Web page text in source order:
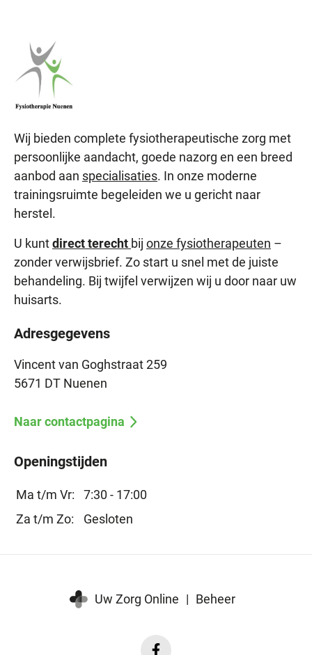
Wij bieden complete fysiotherapeutische zorg met
persoonlijke aandacht, goede nazorg en een breed
aanbod aan specialisaties. In onze moderne
trainingsruimte begeleiden we u gericht naar
herstel.
U kuntdirect terecht bij onze fysiotherapeuten –
zonder verwijsbrief. Zo start u snel met de juiste
behandeling. Bij twijfel verwijzen wij u door naar uw
huisarts.
Adresgegevens
Vincent van Goghstraat 259
5671 DT Nuenen
Naar contactpagina
Openingstijden
Ma t/m Vr:
7:30 - 17:00
Za t/m Zo:
Gesloten
Uw Zorg Online | Beheer
Facebook